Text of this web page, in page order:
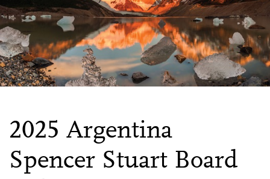
2025 Argentina
Spencer Stuart Board